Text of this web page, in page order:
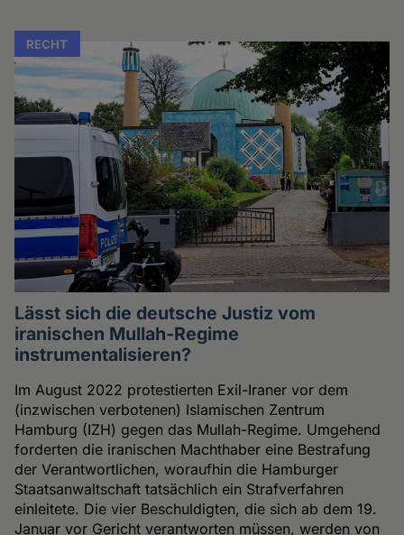
RECHT
Lässt sich die deutsche Justiz vom
iranischen Mullah-Regime
instrumentalisieren?
Im August 2022 protestierten Exil-Iraner vor dem
(inzwischen verbotenen) Islamischen Zentrum
Hamburg (IZH) gegen das Mullah-Regime. Umgehend
forderten die iranischen Machthaber eine Bestrafung
der Verantwortlichen, woraufhin die Hamburger
Staatsanwaltschaft tatsächlich ein Strafverfahren
einleitete. Die vier Beschuldigten, die sich ab dem 19.
Januar vor Gericht verantworten müssen, werden von